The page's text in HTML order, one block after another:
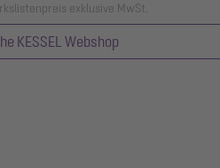
exklusive MwSt.
KESSEL Webshop